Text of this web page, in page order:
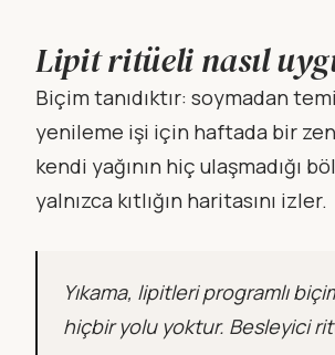
Lipit ritüeli nasıl
Biçim tanıdıktır: soymadan
yenileme işi için haftada bir
kendi yağının hiç ulaşmadığı
yalnızca kıtlığın haritasını izler.
Yıkama, lipitleri programlı
hiçbir yolu yoktur. Besleyici